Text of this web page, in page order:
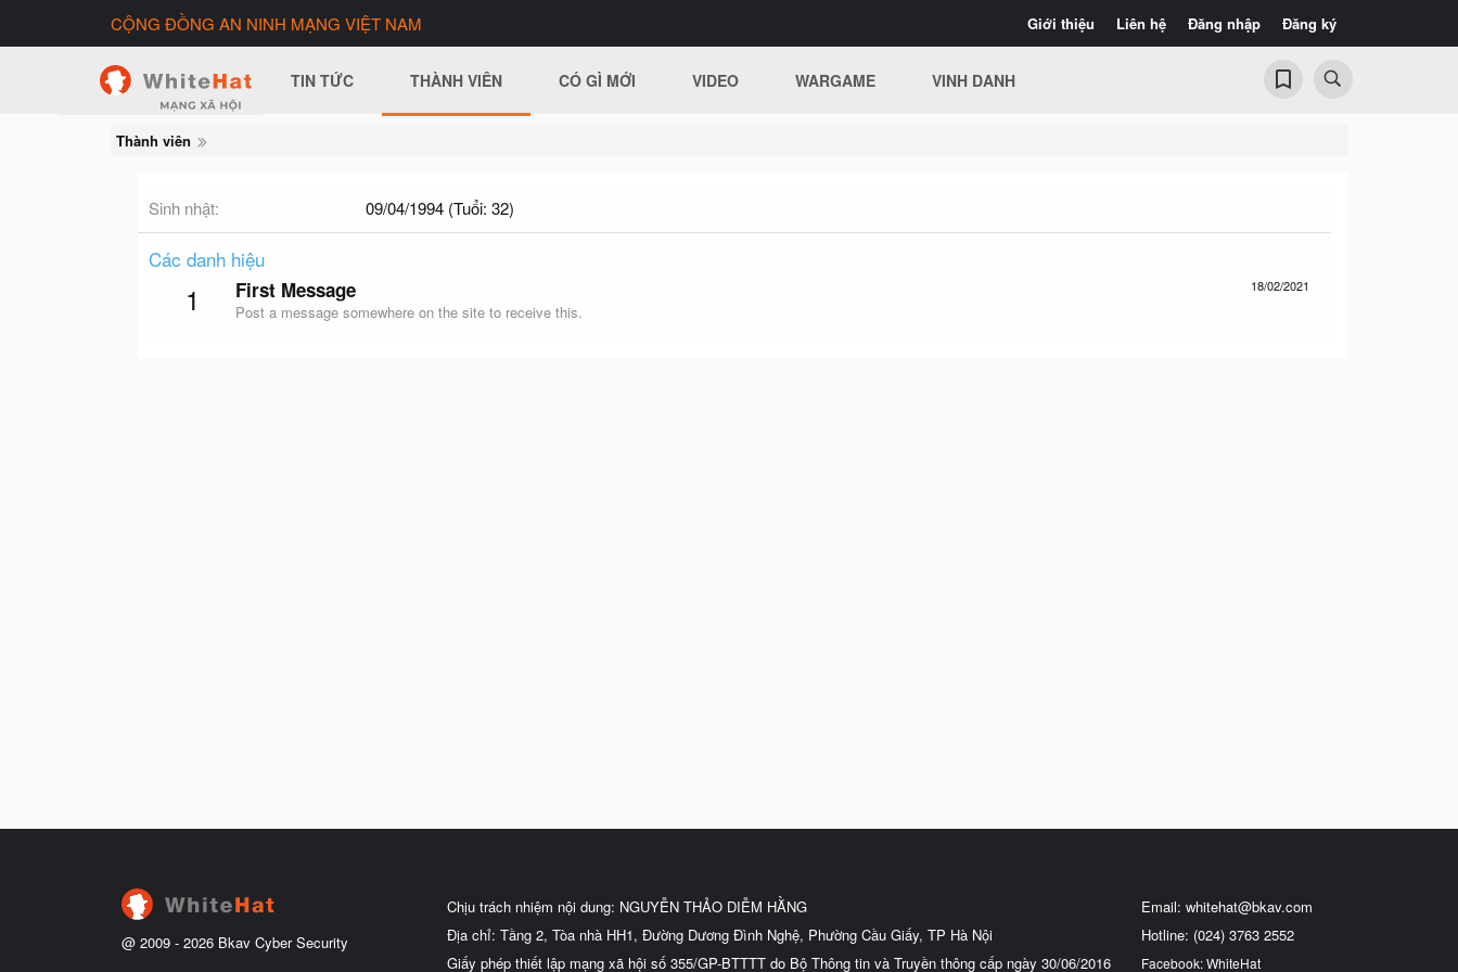
Giới thiệu Liên hệ Đăng nhập Đăng ký
CỘNG ĐỒNG AN NINH MẠNG VIỆT NAM
TIN TỨC THÀNH VIÊN CÓ GÌ MỚI VIDEO WARGAME VINH DANH
Thành viên
Sinh nhật 09/04/1994 (Tuổi: 32)
Các danh hiệu
1 18/02/2021
First Message
Post a message somewhere on the site to receive this.
@ 2009 - 2026 Bkav Cyber Security
Chịu trách nhiệm nội dung: NGUYỄN THẢO DIỄM HẰNG
Địa chỉ: Tầng 2, Tòa nhà HH1, Đường Dương Đình Nghệ, Phường Cầu Giấy, TP Hà Nội
Giấy phép thiết lập mạng xã hội số 355/GP-BTTTT do Bộ Thông tin và Truyền thông cấp ngày 30/06/2016
Email: whitehat@bkav.com
Hotline: (024) 3763 2552
Facebook: WhiteHat